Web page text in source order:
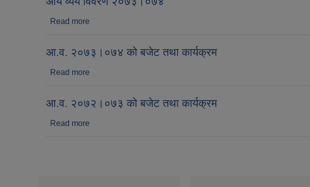
Read more
आ.व. २०७३।०७४ को बजेट तथा कार्यक्रम
Read more
आ.व. २०७२।०७३ को बजेट तथा कार्यक्रम
Read more